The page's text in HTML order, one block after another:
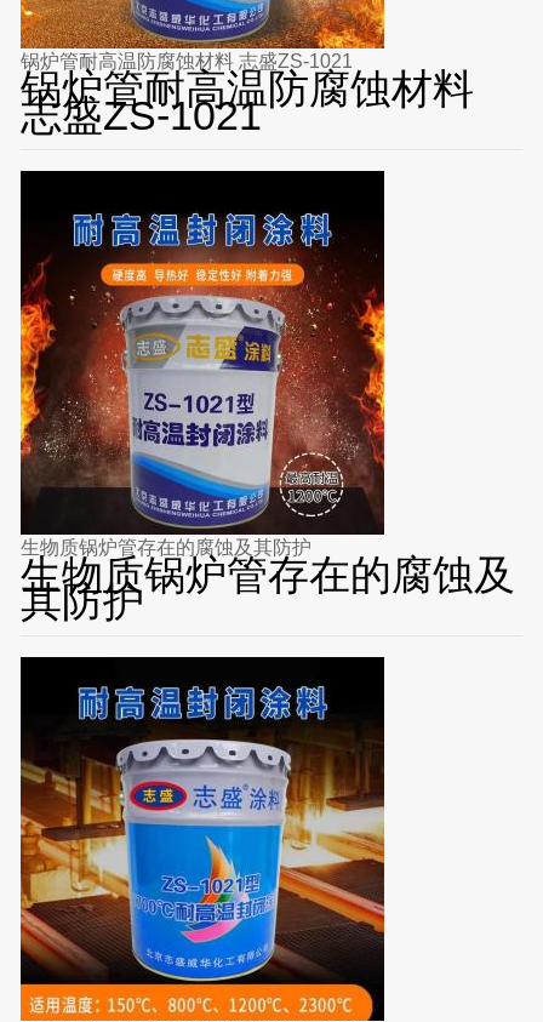
锅炉管耐高温防腐蚀材料 志盛ZS-1021
锅炉管耐高温防腐蚀材料
志盛ZS-1021
生物质锅炉管存在的腐蚀及其防护
生物质锅炉管存在的腐蚀及
其防护